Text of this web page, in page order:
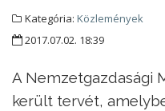
Kategória: Közlemények
2017.07.02. 18:39
A Nemzetgazdasági
került tervét,